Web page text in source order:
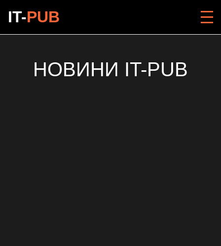
IT-PUB
НОВИНИ IT-PUB